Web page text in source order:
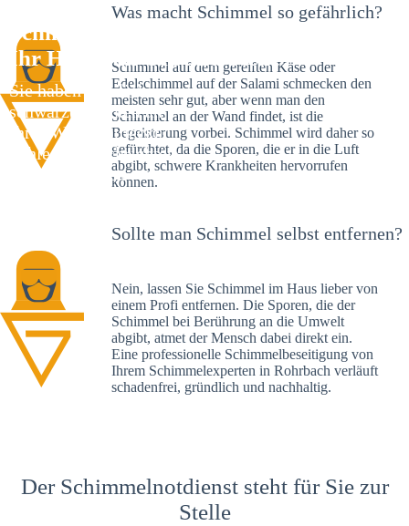
Schimmelexperte in Rohrbach –
Ihr Helfer an Ort und Stelle
Sie haben kürzlich
schwarze Flecken an
Ihrer Wand entdeckt?
Schlechte Nachrichten:
Sie haben einen
Was macht Schimmel so gefährlich?
Schimmel auf dem gereiften Käse oder
Edelschimmel auf der Salami schmecken den
meisten sehr gut, aber wenn man den
Schimmel an der Wand findet, ist die
Begeisterung vorbei. Schimmel wird daher so
gefürchtet, da die Sporen, die er in die Luft
abgibt, schwere Krankheiten hervorrufen
können.
Sollte man Schimmel selbst entfernen?
Nein, lassen Sie Schimmel im Haus lieber von
einem Profi entfernen. Die Sporen, die der
Schimmel bei Berührung an die Umwelt
abgibt, atmet der Mensch dabei direkt ein.
Eine professionelle Schimmelbeseitigung von
Ihrem Schimmelexperten in Rohrbach verläuft
schadenfrei, gründlich und nachhaltig.
Der Schimmelnotdienst steht für Sie zur
Stelle